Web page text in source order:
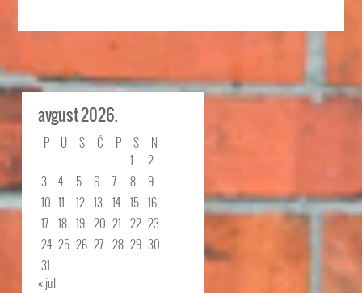
avgust 2026.
P U S Č P S
N
1
2
3
4 5 6 7 8
9
10 11 12 13 14 15 16
17 18 19 20 21 22 23
24 25 26 27 28 29 30
31
« jul